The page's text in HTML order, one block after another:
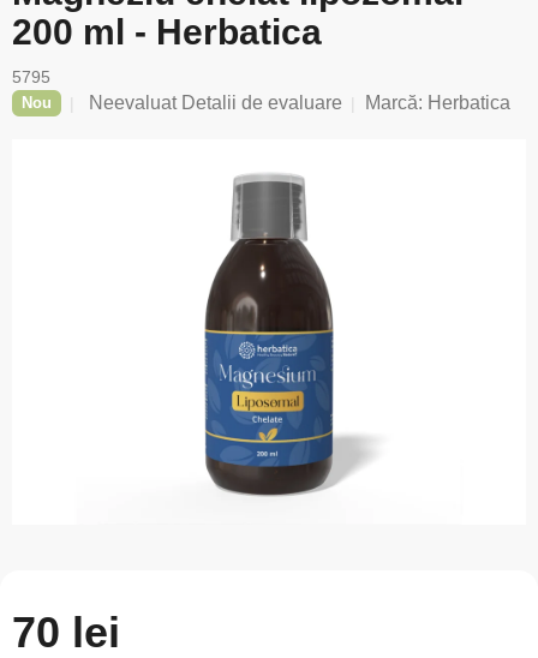
200 ml - Herbatica
5795
Nou
Evaluarea
Neevaluat Detalii de evaluare Marcă: Herbatica
70 lei